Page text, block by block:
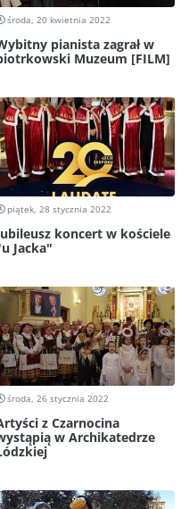
środa, 20 kwietnia 2022
pianista zagrał w
Muzeum [FILM]
piątek, 28 stycznia 2022
koncert w kościele
Jacka"
środa, 26 stycznia 2022
z Czarnocina
w Archikatedrze